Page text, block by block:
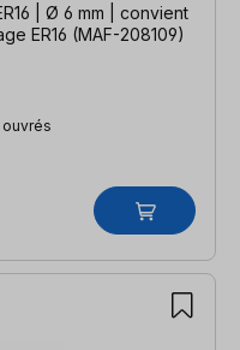
| Ø 6 mm | convient
ER16 (MAF-208109)
ouvrés